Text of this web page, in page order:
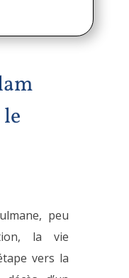
peu
la vie
vers la